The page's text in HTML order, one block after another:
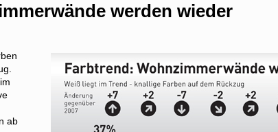
werden wieder
ab